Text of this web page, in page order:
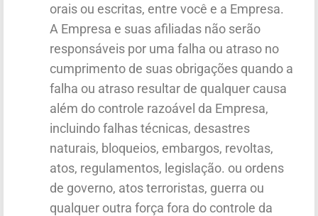
orais ou escritas, entre você e a Empresa.
A Empresa e suas afiliadas não serão
responsáveis por uma falha ou atraso no
cumprimento de suas obrigações quando a
falha ou atraso resultar de qualquer causa
além do controle razoável da Empresa,
incluindo falhas técnicas, desastres
naturais, bloqueios, embargos, revoltas,
atos, regulamentos, legislação. ou ordens
de governo, atos terroristas, guerra ou
qualquer outra força fora do controle da